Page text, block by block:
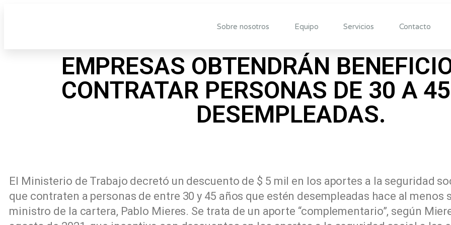
Sobre nosotros Equipo Servicios Contacto
EMPRESAS OBTENDRÁN
CONTRATAR PERSONAS DE 30 A
DESEMPLEADAS.
El Ministerio de Trabajo decretó un descuento de $ 5 mil en los aportes a la seguridad
que contraten a personas de entre 30 y 45 años que estén desempleadas hace al menos
ministro de la cartera, Pablo Mieres. Se trata de un aporte “complementario”, según